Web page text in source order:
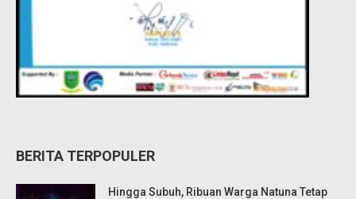
BERITA TERPOPULER
Hingga Subuh, Ribuan Warga Natuna Tetap